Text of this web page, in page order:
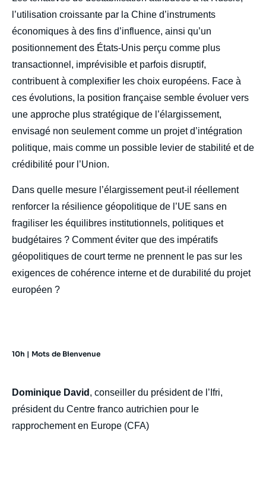
l’utilisation croissante par la Chine d’instruments
économiques à des fins d’influence, ainsi qu’un
positionnement des États-Unis perçu comme plus
transactionnel, imprévisible et parfois disruptif,
contribuent à complexifier les choix européens. Face à
ces évolutions, la position française semble évoluer vers
une approche plus stratégique de l’élargissement,
envisagé non seulement comme un projet d’intégration
politique, mais comme un possible levier de stabilité et de
crédibilité pour l’Union.
Dans quelle mesure l’élargissement peut-il réellement
renforcer la résilience géopolitique de l’UE sans en
fragiliser les équilibres institutionnels, politiques et
budgétaires ? Comment éviter que des impératifs
géopolitiques de court terme ne prennent le pas sur les
exigences de cohérence interne et de durabilité du projet
européen ?
10h | Mots de Bienvenue
Dominique David , conseiller du président de l’Ifri,
président du Centre franco autrichien pour le
rapprochement en Europe (CFA)